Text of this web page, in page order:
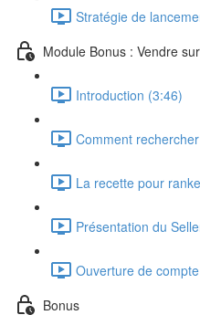
Stratégie de
Module Bonus : Vendre
Introduction (3:46)
Comment
La recette pour
Présentation du
Ouverture de
Bonus